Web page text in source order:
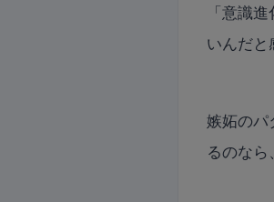
「意識
いんだと
嫉妬のパ
るのなら